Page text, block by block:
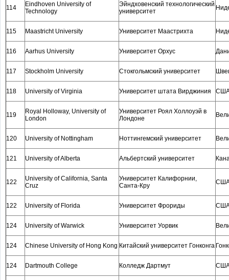
114
Eindhoven University of
Technology
Эйндховенский технологический
университет
115 Maastricht University Университет Маастрихта
116 Aarhus University Университет Орхус
117 Stockholm University Стокгольмский университет
118 University of Virginia Университет штата Вирджиния
119
Royal Holloway, University of
London
Университет Роял Холлоуэй в
Лондоне
120 University of Nottingham Ноттингемский университет
121 University of Alberta Альбертский университет
122
University of California, Santa
Cruz
Университет Калифорнии,
Санта-Кру
122 University of Florida Университет Фрориды
124 University of Warwick Университет Уорвик
124 Chinese University of Hong Kong Китайский университет Гонконга
124 Dartmouth College Колледж Дартмут